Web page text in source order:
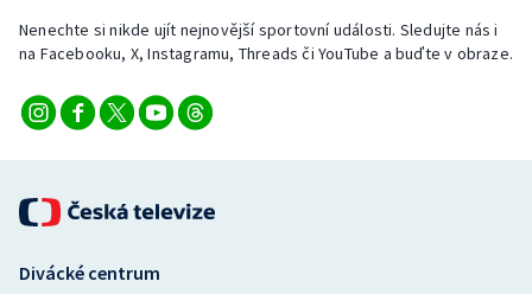
Nenechte si nikde ujít nejnovější sportovní události. Sledujte nás i
na Facebooku, X, Instagramu, Threads či YouTube a buďte v obraze.
Divácké centrum